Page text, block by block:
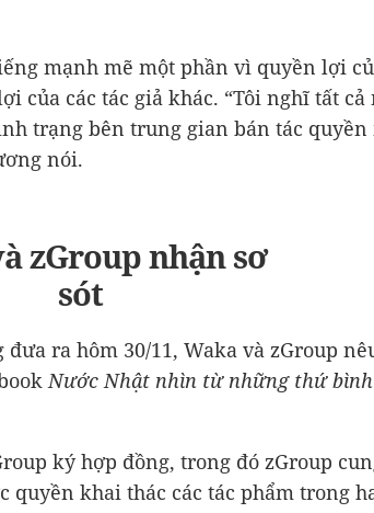
mạnh mẽ một phần vì quyền lợi
của các tác giả khác. “Tôi nghĩ tất cả
trạng bên trung gian bán tác quyền
nói.
zGroup nhận sơ
sót
ra hôm 30/11, Waka và zGroup
Nước Nhật nhìn từ những thứ bình
ký hợp đồng, trong đó zGroup
quyền khai thác các tác phẩm trong